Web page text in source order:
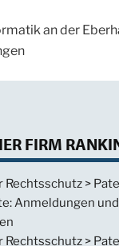
an der
FIRM
Rechtsschutz >
Anmeldungen und
Rechtsschutz >